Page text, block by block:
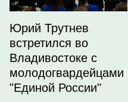
Юрий Трутнев
встретился во
Владивостоке с
молодогвардейцами
"Единой России"